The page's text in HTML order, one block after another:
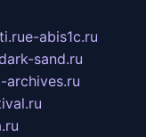
e-abis1c.ru
sand.ru
archives.ru